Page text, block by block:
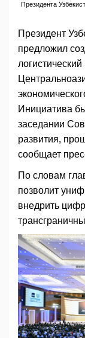
Президента
Президент
предложил
Инициатива
заседании
развития,
сообщает
По словам
позволит
внедрить